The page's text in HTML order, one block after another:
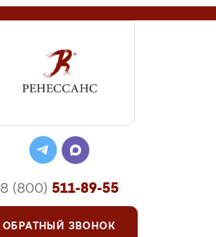
8 (800) 511-89-55
ОБРАТНЫЙ ЗВОНОК